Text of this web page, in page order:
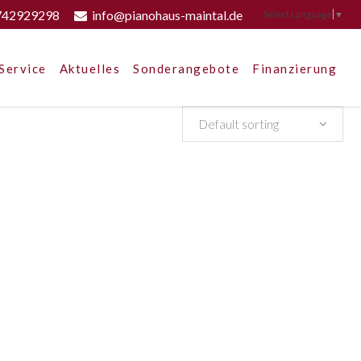
info@pianohaus-maintal.de Select Language ▼
Aktuelles Sonderangebote Finanzierung
Default sorting